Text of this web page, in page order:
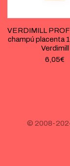
VERDIMILL
champú placenta
Verdimill
6,05€
© 2008-